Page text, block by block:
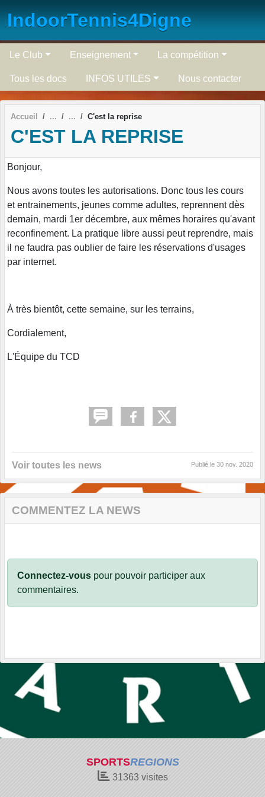
IndoorTennis4Digne
Le Club Enseignement La compétition
Tous les docs INFOS UTILES Nous contacter
Accueil C'est la reprise
C'EST LA REPRISE
Bonjour,
Nous avons toutes les autorisations. Donc tous les cours
et entrainements, jeunes comme adultes, reprennent dès
demain, mardi 1er décembre, aux mêmes horaires qu'avant
reconfinement. La pratique libre aussi peut reprendre, mais
il ne faudra pas oublier de faire les réservations d'usages
par internet.
À très bientôt, cette semaine, sur les terrains,
Cordialement,
L'Équipe du TCD
Voir toutes les news Publié le 30 nov. 2020
COMMENTEZ LA NEWS
Connectez-vous pour pouvoir participer aux
commentaires.
SPORTSREGIONS
31363visites